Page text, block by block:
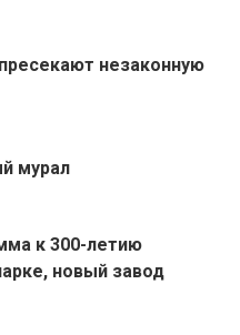
незаконную
мурал
к 300-летию
новый завод